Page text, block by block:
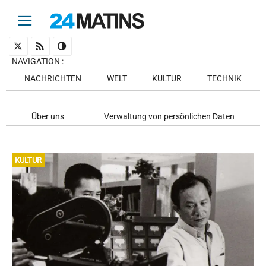
NAVIGATION :
NACHRICHTEN
WELT KULTUR TECHNIK
Über uns Verwaltung von persönlichen Daten
KULTUR